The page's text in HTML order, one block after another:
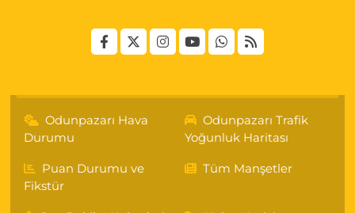
Odunpazarı Hava
Durumu
Odunpazarı Trafik
Yoğunluk Haritası
Puan Durumu ve
Fikstür
Tüm Manşetler